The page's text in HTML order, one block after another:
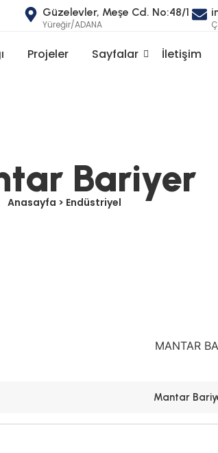
Güzelevler, Meşe Cd. No:48/1
Yüreğir/ADANA
Projeler Sayfalar İletişim
Bariyer
Anasayfa > Endüstriyel
Mantar